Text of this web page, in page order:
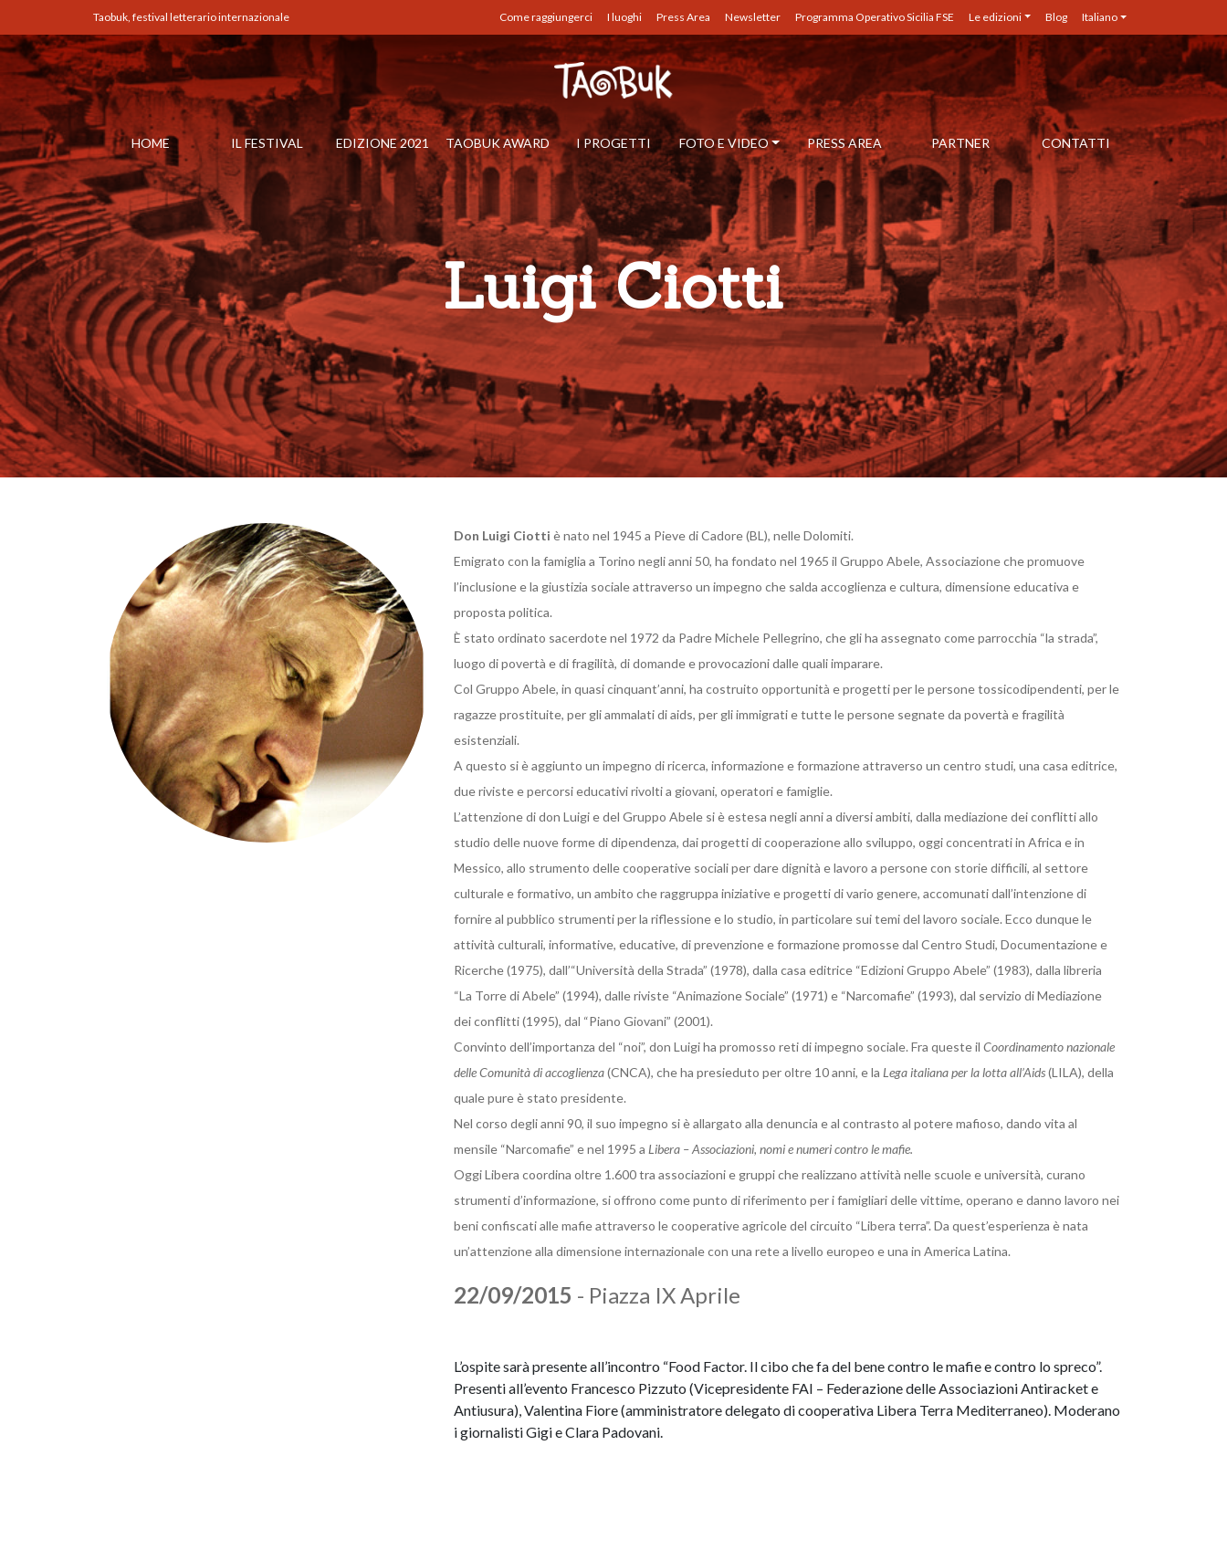
Taobuk, festival letterario internazionale Come raggiungerci I luoghi Press Area Newsletter Programma Operativo Sicilia FSE Le edizioni Blog Italiano
HOME IL FESTIVAL EDIZIONE 2021 TAOBUK AWARD I PROGETTI FOTO E VIDEO PRESS AREA PARTNER CONTATTI
Luigi Ciotti
Don Luigi Ciotti è nato nel 1945 a Pieve di Cadore (BL), nelle Dolomiti.
Emigrato con la famiglia a Torino negli anni 50, ha fondato nel 1965 il Gruppo Abele, Associazione che promuove
l’inclusione e la giustizia sociale attraverso un impegno che salda accoglienza e cultura, dimensione educativa e
proposta politica.
È stato ordinato sacerdote nel 1972 da Padre Michele Pellegrino, che gli ha assegnato come parrocchia “la strada”,
luogo di povertà e di fragilità, di domande e provocazioni dalle quali imparare.
Col Gruppo Abele, in quasi cinquant’anni, ha costruito opportunità e progetti per le persone tossicodipendenti, per le
ragazze prostituite, per gli ammalati di aids, per gli immigrati e tutte le persone segnate da povertà e fragilità
esistenziali.
A questo si è aggiunto un impegno di ricerca, informazione e formazione attraverso un centro studi, una casa editrice,
due riviste e percorsi educativi rivolti a giovani, operatori e famiglie.
L’attenzione di don Luigi e del Gruppo Abele si è estesa negli anni a diversi ambiti, dalla mediazione dei conflitti allo
studio delle nuove forme di dipendenza, dai progetti di cooperazione allo sviluppo, oggi concentrati in Africa e in
Messico, allo strumento delle cooperative sociali per dare dignità e lavoro a persone con storie difficili, al settore
culturale e formativo, un ambito che raggruppa iniziative e progetti di vario genere, accomunati dall’intenzione di
fornire al pubblico strumenti per la riflessione e lo studio, in particolare sui temi del lavoro sociale. Ecco dunque le
attività culturali, informative, educative, di prevenzione e formazione promosse dal Centro Studi, Documentazione e
Ricerche (1975), dall’“Università della Strada” (1978), dalla casa editrice “Edizioni Gruppo Abele” (1983), dalla libreria
“La Torre di Abele” (1994), dalle riviste “Animazione Sociale” (1971) e “Narcomafie” (1993), dal servizio di Mediazione
dei conflitti (1995), dal “Piano Giovani” (2001).
Convinto dell’importanza del “noi”, don Luigi ha promosso reti di impegno sociale. Fra queste il Coordinamentonazionale
delle Comunità di accoglienza(CNCA), che ha presieduto per oltre 10 anni, e la Lega italiana per la lotta all’Aids(LILA), della
quale pure è stato presidente.
Nel corso degli anni 90, il suo impegno si è allargato alla denuncia e al contrasto al potere mafioso, dando vita al
mensile “Narcomafie” e nel 1995 a Libera – Associazioni, nomi e numeri contro le mafie.
Oggi Libera coordina oltre 1.600 tra associazioni e gruppi che realizzano attività nelle scuole e università, curano
strumenti d’informazione, si offrono come punto di riferimento per i famigliari delle vittime, operano e danno lavoro nei
beni confiscati alle mafie attraverso le cooperative agricole del circuito “Libera terra”. Da quest’esperienza è nata
un’attenzione alla dimensione internazionale con una rete a livello europeo e una in America Latina.
22/09/2015 - Piazza IX Aprile
L’ospite sarà presente all’incontro “Food Factor. Il cibo che fa del bene contro le mafie e contro lo spreco”.
Presenti all’evento Francesco Pizzuto (Vicepresidente FAI – Federazione delle Associazioni Antiracket e
Antiusura), Valentina Fiore (amministratore delegato di cooperativa Libera Terra Mediterraneo). Moderano
i giornalisti Gigi e Clara Padovani.